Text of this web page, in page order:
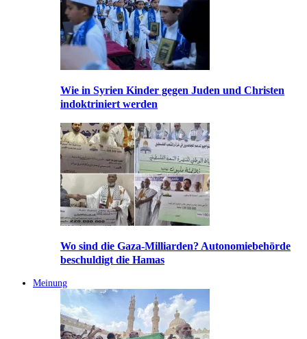
Wie in Syrien Kinder gegen Juden und Christen
indoktriniert werden
Wo sind die Gaza-Milliarden? Autonomiebehörde
beschuldigt die Hamas
Meinung